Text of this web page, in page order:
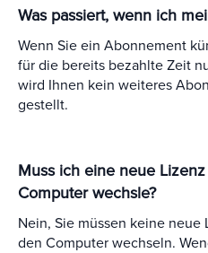
Was passiert, wenn ich
Wenn Sie ein Abonnement
für die bereits bezahlte Zeit
wird Ihnen kein weiteres
gestellt.
Muss ich eine neue
Computer wechsle?
Nein, Sie müssen keine
den Computer wechseln.